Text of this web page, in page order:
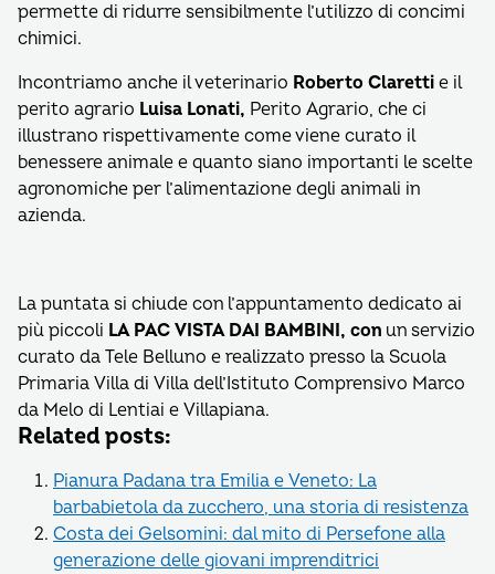
permette di ridurre sensibilmente l’utilizzo di concimi
chimici.
Incontriamo anche il veterinario Roberto Claretti e il
perito agrario Luisa Lonati, Perito Agrario, che ci
illustrano rispettivamente come viene curato il
benessere animale e quanto siano importanti le scelte
agronomiche per l’alimentazione degli animali in
azienda.
La puntata si chiude con l’appuntamento dedicato ai
più piccoli LA PAC VISTA DAI BAMBINI, con un servizio
curato da Tele Belluno e realizzato presso la Scuola
Primaria Villa di Villa dell’Istituto Comprensivo Marco
da Melo di Lentiai e Villapiana.
Related posts:
Pianura Padana tra Emilia e Veneto: La
barbabietola da zucchero, una storia di resistenza
Costa dei Gelsomini: dal mito di Persefone alla
generazione delle giovani imprenditrici